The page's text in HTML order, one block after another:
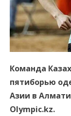
Команда
пятиборью
Азии в
Olympic.kz.